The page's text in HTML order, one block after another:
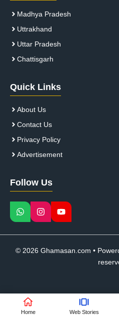
Madhya Pradesh
Uttrakhand
Uttar Pradesh
Chattisgarh
Quick Links
About Us
Contact Us
Privacy Policy
Advertisement
Follow Us
© 2026 Ghamasan.com •
Home Web Stories